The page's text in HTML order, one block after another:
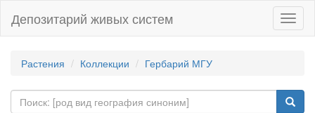
Депозитарий живых систем
Растения Коллекции Гербарий МГУ